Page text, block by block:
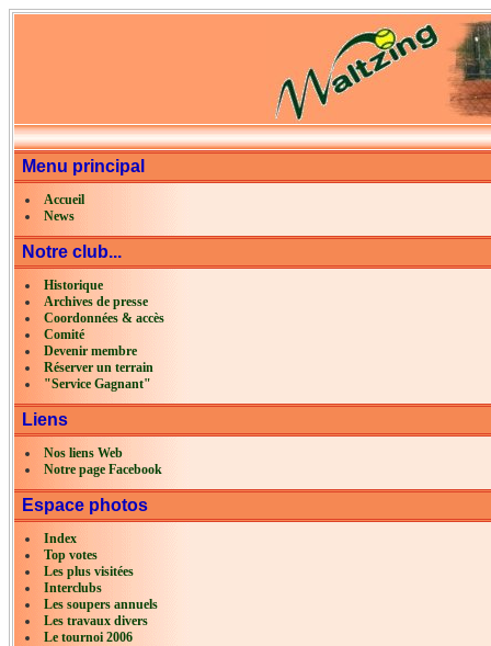
Menu principal
Accueil
News
Notre club...
Historique
Archives de presse
Coordonnées & accès
Comité
Devenir membre
Réserver un terrain
"Service Gagnant"
Liens
Nos liens Web
Notre page Facebook
Espace photos
Index
Top votes
Les plus visitées
Interclubs
Les soupers annuels
Les travaux divers
Le tournoi 2006